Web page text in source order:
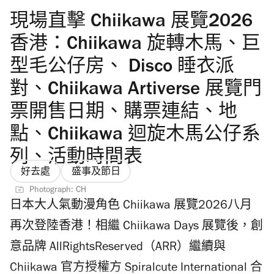
具正是他童年夢想最初的支持者。今次聯乘透
過 Peaceminusone...
現場直擊 Chiikawa 展覽2026
香港：Chiikawa 旋轉木馬、巨
型毛公仔房、 Disco 睡衣派
對、Chiikawa Artiverse 展覽門
票開售日期、購票連結、地
點、Chiikawa 迴旋木馬公仔系
列、活動時間表
好去處 盛事及節日
Photograph: CH
日本大人氣動漫角色 Chiikawa 展覽2026八月
再次登陸香港！相繼 Chiikawa Days 展覽後，創
意品牌 AllRightsReserved（ARR）繼續與
Chiikawa 官方授權方 Spiralcute International 合